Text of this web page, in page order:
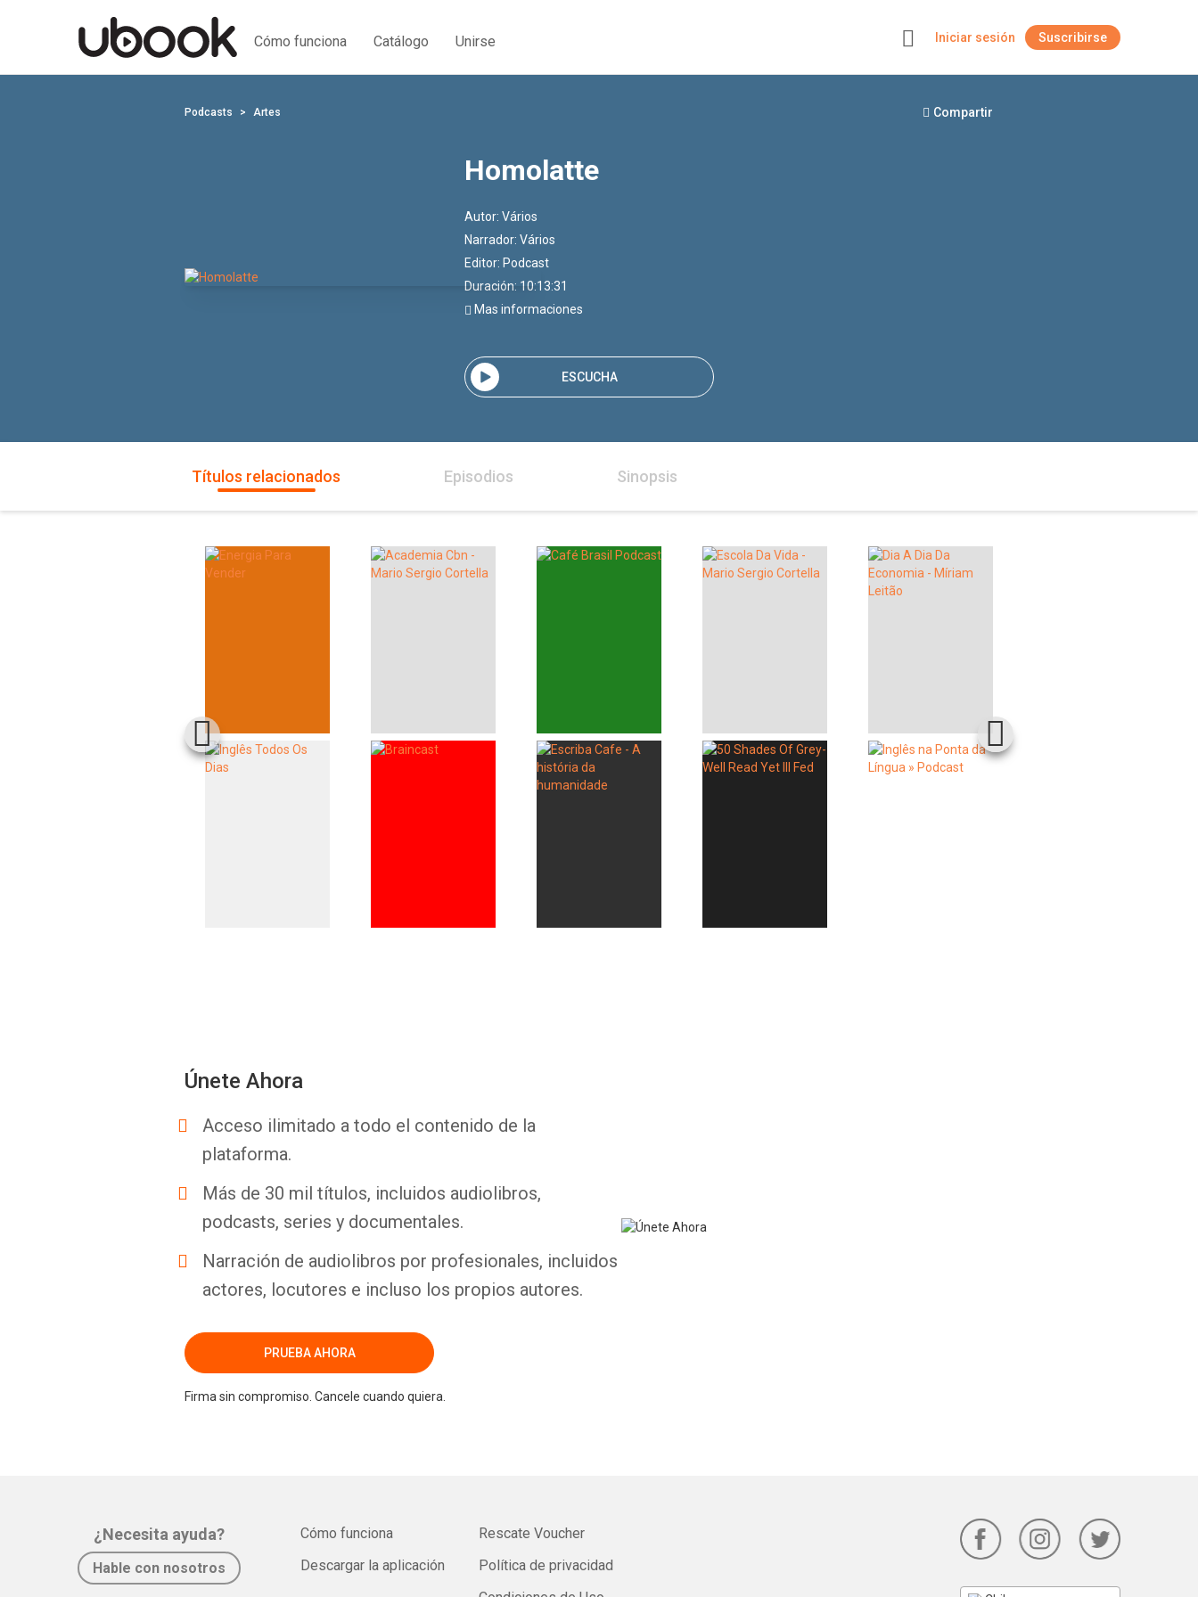
Cómo funciona Catálogo Unirse Iniciar sesión Suscribirse
Podcasts Artes Compartir
Homolatte
Autor: Vários
Narrador: Vários
Editor: Podcast
Duración: 10:13:31
Mas informaciones
ESCUCHA
Títulos relacionados Episodios Sinopsis
Únete Ahora
Acceso ilimitado a todo el contenido de la
plataforma.
Más de 30 mil títulos, incluidos audiolibros,
podcasts, series y documentales.
Narración de audiolibros por profesionales, incluidos
actores, locutores e incluso los propios autores.
PRUEBA AHORA
Firma sin compromiso. Cancele cuando quiera.
¿Necesita ayuda?
Hable con nosotros
Cómo funciona
Descargar la aplicación
Rescate Voucher
Política de privacidad